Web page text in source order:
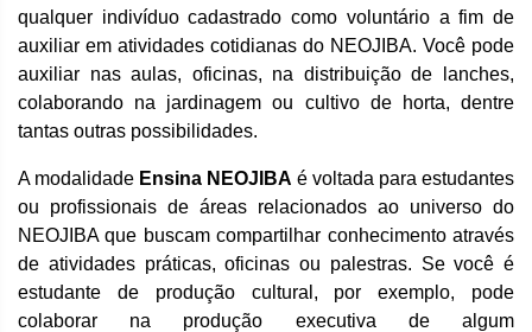
qualquer indivíduo cadastrado como voluntário a fim de
auxiliar em atividades cotidianas do NEOJIBA. Você pode
auxiliar nas aulas, oficinas, na distribuição de lanches,
colaborando na jardinagem ou cultivo de horta, dentre
tantas outras possibilidades.
A modalidade Ensina NEOJIBA é voltada para estudantes
ou profissionais de áreas relacionados ao universo do
NEOJIBA que buscam compartilhar conhecimento através
de atividades práticas, oficinas ou palestras. Se você é
estudante de produção cultural, por exemplo, pode
colaborar na produção executiva de algum